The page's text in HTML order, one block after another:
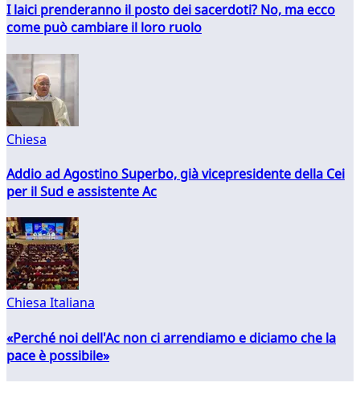
I laici prenderanno il posto dei sacerdoti? No, ma ecco
come può cambiare il loro ruolo
Chiesa
Addio ad Agostino Superbo, già vicepresidente della Cei
per il Sud e assistente Ac
Chiesa Italiana
«Perché noi dell'Ac non ci arrendiamo e diciamo che la
pace è possibile»